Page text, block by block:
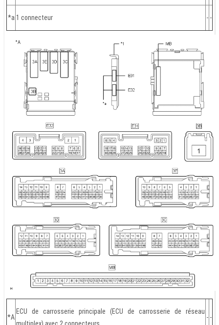
*a 1 connecteur - -
*A
ECU de carrosserie principale (ECU de carrosserie de réseau
multiplex) avec 2 connecteurs
- -